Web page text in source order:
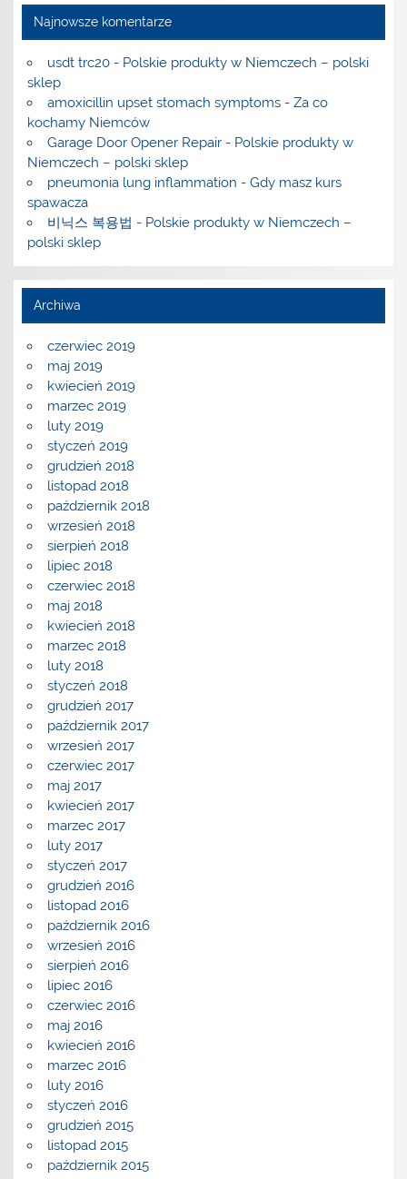
Najnowsze komentarze
usdt trc20- Polskie produkty w Niemczech – polski
sklep
amoxicillin upset stomach symptoms- Za co
kochamy Niemców
Garage Door Opener Repair- Polskie produkty w
Niemczech – polski sklep
pneumonia lung inflammation - Gdy masz kurs
spawacza
비닉스 복용법 - Polskie produkty w Niemczech –
polski sklep
Archiwa
czerwiec 2019
maj 2019
kwiecień 2019
marzec 2019
luty 2019
styczeń 2019
grudzień 2018
listopad 2018
październik 2018
wrzesień 2018
sierpień 2018
lipiec 2018
czerwiec 2018
maj 2018
kwiecień 2018
marzec 2018
luty 2018
styczeń 2018
grudzień 2017
październik 2017
wrzesień 2017
czerwiec 2017
maj 2017
kwiecień 2017
marzec 2017
luty 2017
styczeń 2017
grudzień 2016
listopad 2016
październik 2016
wrzesień 2016
sierpień 2016
lipiec 2016
czerwiec 2016
maj 2016
kwiecień 2016
marzec 2016
luty 2016
styczeń 2016
grudzień 2015
listopad 2015
październik 2015